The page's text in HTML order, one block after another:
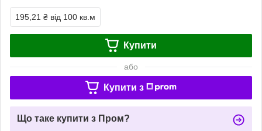
195,21 ₴ від 100 кв.м
Купити
або
Купити з
Що таке купити з Пром?